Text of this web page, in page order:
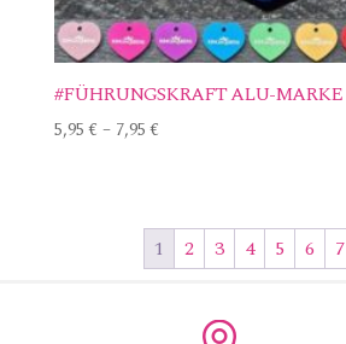
#FÜHRUNGSKRAFT ALU-MARKE
5,95€ – 7,95€
1 2 3 4 5 6 7